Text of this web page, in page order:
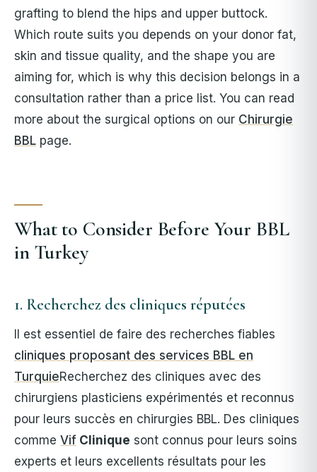
grafting to blend the hips and upper buttock.
Which route suits you depends on your donor fat,
skin and tissue quality, and the shape you are
aiming for, which is why this decision belongs in a
consultation rather than a price list. You can read
more about the surgical options on our Chirurgie
BBL page.
What to Consider Before Your BBL
in Turkey
1. Recherchez des cliniques réputées
Il est essentiel de faire des recherches fiables
cliniques proposant des services BBL en
TurquieRecherchez des cliniques avec des
chirurgiens plasticiens expérimentés et reconnus
pour leurs succès en chirurgies BBL. Des cliniques
comme Vif Clinique sont connus pour leurs soins
experts et leurs excellents résultats pour les